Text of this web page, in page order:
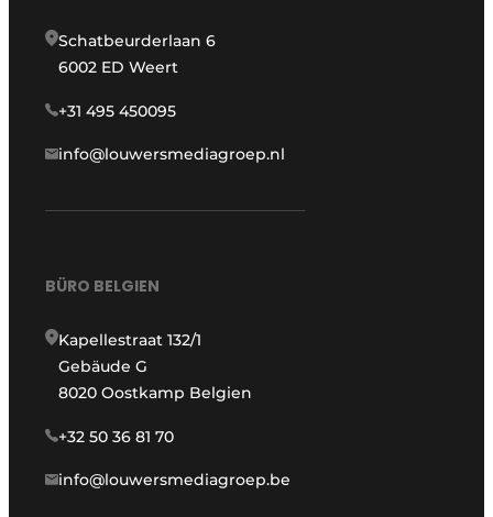
Schatbeurderlaan 6
6002 ED Weert
+31 495 450095
info@louwersmediagroep.nl
BÜRO BELGIEN
Kapellestraat 132/1
Gebäude G
8020 Oostkamp Belgien
+32 50 36 81 70
info@louwersmediagroep.be